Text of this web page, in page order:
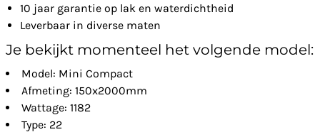
10 jaar garantie op lak en waterdichtheid
Leverbaar in diverse maten
Je bekijkt momenteel het volgende model:
Model: Mini Compact
Afmeting: 150x2000mm
Wattage: 1182
Type: 22